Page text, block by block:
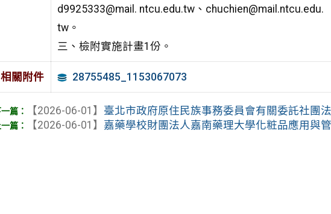
d9925333@mail. ntcu.edu.tw、chuchien@mail.ntcu.edu.
tw。
三、檢附實施計畫1份。
相關附件 28755485_1153067073
【2026-06-01】 臺北市政府原住民族事務委員會有關委託社團
【2026-06-01】 嘉藥學校財團法人嘉南藥理大學化粧品應用與